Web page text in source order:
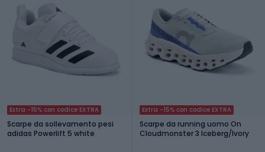
Extra -15% con codice EXTRA
Scarpe da sollevamento pesi
adidas Powerlift 5 white
Extra -15% con codice EXTRA
Scarpe da running uomo On
Cloudmonster 3 Iceberg/Ivory